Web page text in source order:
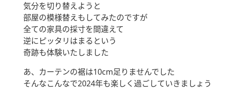
気分を切り替えようと
部屋の模様替えもしてみたのですが
全ての家具の採寸を間違えて
逆にピッタリはまるという
奇跡も体験いたしました
あ、カーテンの裾は10cm足りませんでした
そんなこんなで2024年も楽しく過ごしていきましょう